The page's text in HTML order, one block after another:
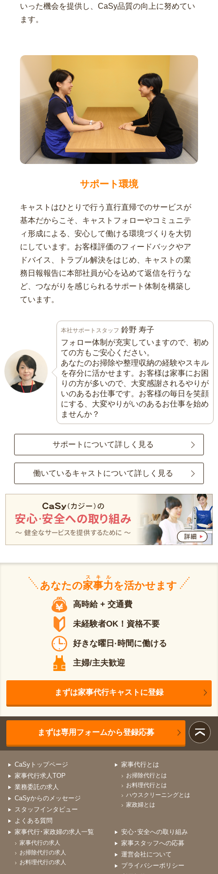
いった機会を提供し、CaSy品質の向上に努めてい
ます。
サポート環境
キャストはひとりで行う直行直帰でのサービスが
基本だからこそ、キャストフォローやコミュニテ
ィ形成による、安心して働ける環境づくりを大切
にしています。お客様評価のフィードバックやア
ドバイス、トラブル解決をはじめ、キャストの業
務日報報告に本部社員が心を込めて返信を行うな
ど、つながりを感じられるサポート体制を構築し
ています。
本社サポートスタッフ 鈴野 寿子
フォロー体制が充実していますので、初め
ての方もご安心ください。
あなたのお掃除や整理収納の経験やスキル
を存分に活かせます。お客様は家事にお困
りの方が多いので、大変感謝されるやりが
いのあるお仕事です。お客様の毎日を笑顔
にする、大変やりがいのあるお仕事を始め
ませんか？
サポートについて詳しく見る
働いているキャストについて詳しく見る
あなたの家事力
スキル
を活かせます
高時給 + 交通費
未経験者OK！資格不要
好きな曜日·時間に働ける
主婦/主夫歓迎
まずは家事代行キャストに登録
まずは専用フォームから登録応募
CaSyトップページ
家事代行求人TOP
業務委託の求人
CaSyからのメッセージ
スタッフインタビュー
よくある質問
家事代行とは
お掃除代行とは
お料理代行とは
ハウスクリーニングとは
家政婦とは
家事代行･家政婦の求人一覧
家事代行の求人
お掃除代行の求人
お料理代行の求人
安心･安全への取り組み
家事スタッフへの応募
運営会社について
プライバシーポリシー